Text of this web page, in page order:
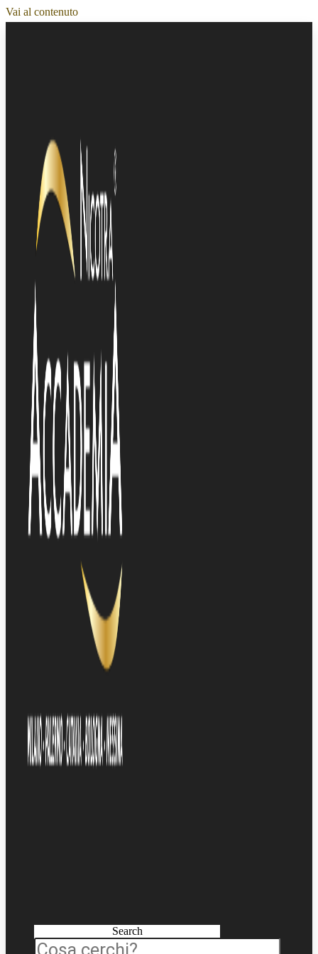
Vai al contenuto
Search